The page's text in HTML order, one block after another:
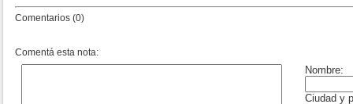
Comentarios (0)
Comentá esta nota: